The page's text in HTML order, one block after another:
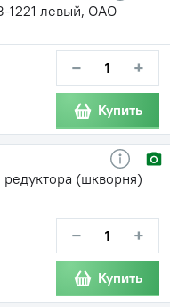
1221 левый, ОАО
− +
Купить
(шкворня)
− +
Купить